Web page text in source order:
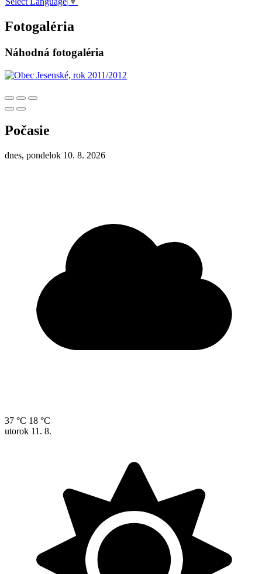
Fotogaléria
Náhodná fotogaléria
Počasie
dnes, pondelok 10. 8. 2026
37 °C 18 °C
utorok 11. 8.